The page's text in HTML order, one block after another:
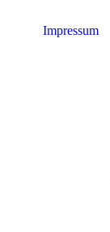
Impressum